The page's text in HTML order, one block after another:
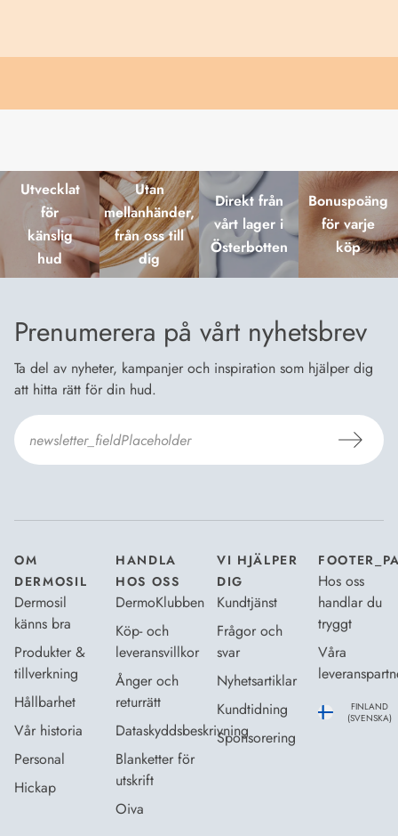
Utvecklat
för
känslig
hud
Utan
mellanhänder,
från oss till
dig
Direkt från
vårt lager i
Österbotten
Bonuspoäng
för varje
köp
Prenumerera på vårt nyhetsbrev
Ta del av nyheter, kampanjer och inspiration som hjälper dig
att hitta rätt för din hud.
OM
DERMOSIL
Dermosil
känns bra
Produkter &
tillverkning
Hållbarhet
Vår historia
Personal
Hickap
HANDLA
HOS OSS
DermoKlubben
Köp- och
leveransvillkor
Ånger och
returrätt
Dataskyddsbeskrivning
Blanketter för
utskrift
Oiva
VI HJÄLPER
DIG
Kundtjänst
Frågor och
svar
Nyhetsartiklar
Kundtidning
Sponsorering
Hos oss
handlar du
tryggt
Våra
FINLAND
(SVENSKA)